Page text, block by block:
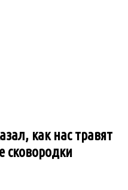
как нас травят
сковородки